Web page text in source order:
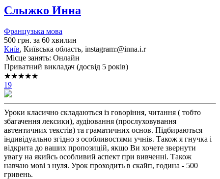
Слыжко Инна
Французька мова
500 грн. за 60 хвилин
Київ, Київська область, instagram:@inna.i.r
Місце занять: Онлайн
Приватний викладач (досвід 5 років)
★★★★★
19
Уроки класично складаються із говоріння, читання ( тобто
збагачення лексики), аудіювання (прослуховування
автентичних текстів) та граматичних основ. Підбираються
індивідуально згідно з особливостями учнів. Також я гнучка і
відкрита до ваших пропозицій, якщо Ви хочете звернути
увагу на якийсь особливий аспект при вивченні. Також
навчаю мові з нуля. Урок проходить в скайп, година - 500
гривень.